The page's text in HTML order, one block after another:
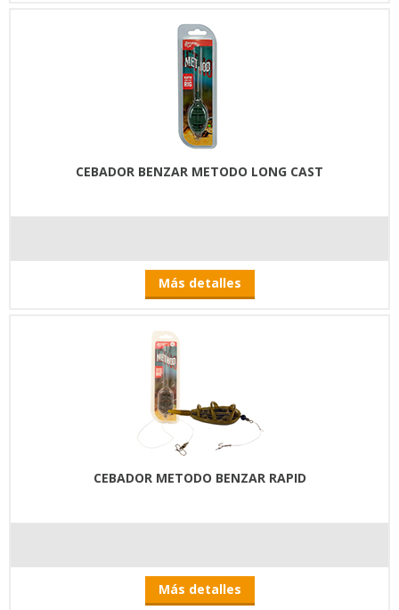
CEBADOR BENZAR METODO LONG CAST
Más detalles
CEBADOR METODO BENZAR RAPID
Más detalles